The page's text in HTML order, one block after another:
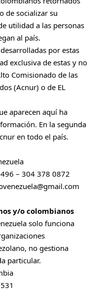
de socializar su
utilidad a las personas
al país.
por estas
exclusiva de estas y no
Comisionado de las
(Acnur) o de EL
aparecen aquí ha
En la segunda
en todo el país.
– 304 378 0872
y/o colombianos
solo funciona
no gestiona
particular.